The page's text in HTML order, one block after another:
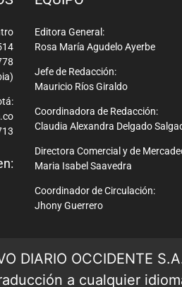
Editora General:
Rosa María Agudelo Ayerbe
Jefe de Redacción:
Mauricio Ríos Giraldo
Coordinadora de Redacción:
Claudia Alexandra Delgado
Directora Comercial y de
Maria Isabel Saavedra
Coordinador de Circulación:
Jhony Guerrero
DIARIO OCCIDENTE
a cualquier